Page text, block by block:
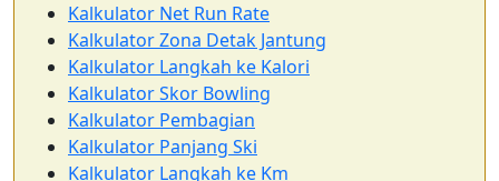
Kalkulator Net Run Rate
Kalkulator Zona Detak Jantung
Kalkulator Langkah ke Kalori
Kalkulator Skor Bowling
Kalkulator Pembagian
Kalkulator Panjang Ski
Kalkulator Langkah ke Km